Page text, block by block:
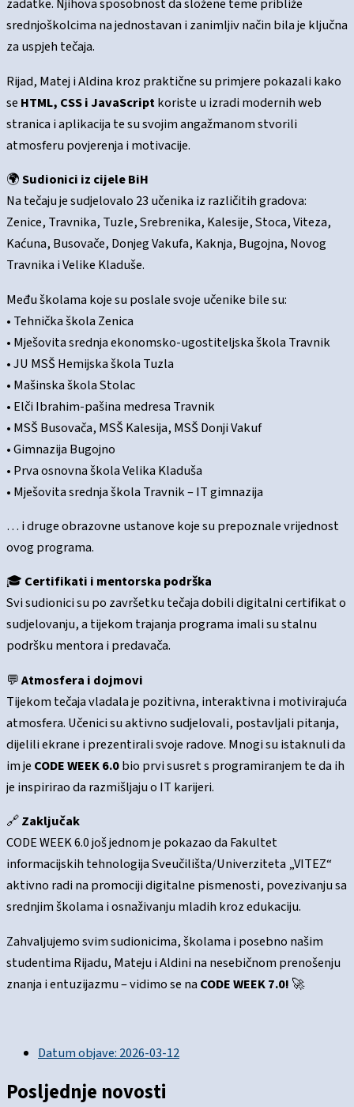
zadatke. Njihova sposobnost da složene teme približe
srednjoškolcima na jednostavan i zanimljiv način bila je ključna
za uspjeh tečaja.
Rijad, Matej i Aldina kroz praktične su primjere pokazali kako
se HTML, CSS i JavaScriptkoriste u izradi modernih web
stranica i aplikacija te su svojim angažmanom stvorili
atmosferu povjerenja i motivacije.
🌍Sudionici iz cijele BiH
Na tečaju je sudjelovalo 23 učenika iz različitih gradova:
Zenice, Travnika, Tuzle, Srebrenika, Kalesije, Stoca, Viteza,
Kaćuna, Busovače, Donjeg Vakufa, Kaknja, Bugojna, Novog
Travnika i Velike Kladuše.
Među školama koje su poslale svoje učenike bile su:
• Tehnička škola Zenica
• Mješovita srednja ekonomsko-ugostiteljska škola Travnik
• JU MSŠ Hemijska škola Tuzla
• Mašinska škola Stolac
• Elči Ibrahim-pašina medresa Travnik
• MSŠ Busovača, MSŠ Kalesija, MSŠ Donji Vakuf
• Gimnazija Bugojno
• Prva osnovna škola Velika Kladuša
• Mješovita srednja škola Travnik – IT gimnazija
… i druge obrazovne ustanove koje su prepoznale vrijednost
ovog programa.
🎓 Certifikati i mentorska podrška
Svi sudionici su po završetku tečaja dobili digitalni certifikat o
sudjelovanju, a tijekom trajanja programa imali su stalnu
podršku mentora i predavača.
💬Atmosfera i dojmovi
Tijekom tečaja vladala je pozitivna, interaktivna i motivirajuća
atmosfera. Učenici su aktivno sudjelovali, postavljali pitanja,
dijelili ekrane i prezentirali svoje radove. Mnogi su istaknuli da
im je CODE WEEK 6.0bio prvi susret s programiranjem te da ih
je inspirirao da razmišljaju o IT karijeri.
🔗Zaključak
CODE WEEK 6.0 još jednom je pokazao da Fakultet
informacijskih tehnologija Sveučilišta/Univerziteta „VITEZ“
aktivno radi na promociji digitalne pismenosti, povezivanju sa
srednjim školama i osnaživanju mladih kroz edukaciju.
Zahvaljujemo svim sudionicima, školama i posebno našim
studentima Rijadu, Mateju i Aldini na nesebičnom prenošenju
znanja i entuzijazmu – vidimo se na CODE WEEK 7.0! 🚀
Datum objave: 2026-03-12
Posljednje novosti